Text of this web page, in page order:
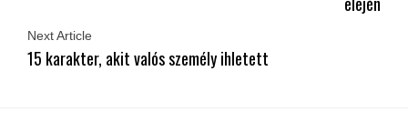
Next Article
15 karakter, akit valós személy ihletett